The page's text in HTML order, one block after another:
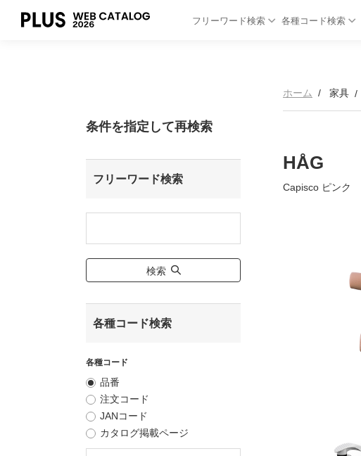
フリーワード検索 各種コード検索
条件を指定して再検索
フリーワード検索
検索
各種コード検索
各種コード
品番
注文コード
JANコード
カタログ掲載ページ
ホーム 家具
HÅG
Capisco ピンク